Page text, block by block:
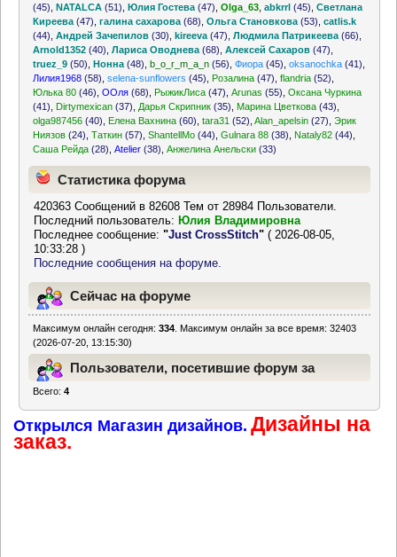
(45) ,NATALCA (51) ,Юлия Гостева (47) ,Olga_63 ,abkrrl (45) ,Светлана
Киреева (47) ,галина сахарова (68) ,Ольга Становкова (53) ,catlis.k
(44) ,Андрей Зачепилов (30) ,kireeva (47) ,Людмила Патрикеева (66)
Arnold1352 (40) ,Лариса Оводнева (68) ,Алексей Сахаров (47)
truez_9 (50) ,Нонна (48) ,b_o_r_m_a_n (56) ,Фиора (45) ,oksanochka (41)
Лилия1968 (58) ,selena-sunflowers (45) Розалина (47) ,flandria (52)
Юлька 80 (46) ,ООля (68) РыжикЛиса (47) ,Arunas (55) ,Оксана Чуркина
(41)
Dirtymexican (37) Дарья Скрипник (35) Марина Цветкова (43)
olga987456 (40) Елена Вахнина (60) ,tara31 (52) ,Alan_apelsin (27) ,Эрик
Ниязов (24) ,Таткин (57) ,ShantellMo (44) ,Gulnara 88 (38) Nataly82 (44)
Саша Рейда (28) ,Atelier (38) ,Анжелина Анельски (33)
Статистика форума
420363 Сообщений в 82608 Тем от 28984 Пользователи.
Последний пользователь: Юлия Владимировна
Последнее сообщение:"Just CrossStitch" ( 2026-08-05,
10:33:28 )
Последние сообщения на форуме.
Сейчас на форуме
Максимум онлайн сегодня:334 . Максимум онлайн за все время: 32403
(2026-07-20, 13:15:30)
Пользователи, посетившие форум за
Всего:4
Открылся Магазин дизайнов. Дизайны на
заказ.